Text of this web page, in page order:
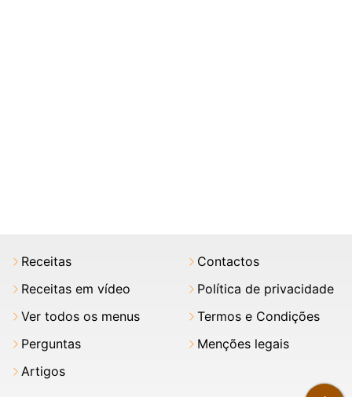
Receitas
Receitas em vídeo
Ver todos os menus
Perguntas
Artigos
Contactos
Política de privacidade
Termos e Condições
Menções legais